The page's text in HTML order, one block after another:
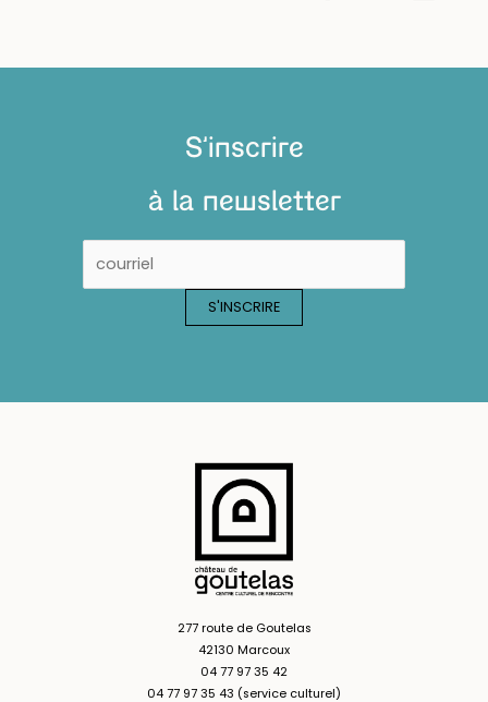
S'inscrire
à la newsletter
277 route de Goutelas
42130 Marcoux
04 77 97 35 42
04 77 97 35 43 (service culturel)